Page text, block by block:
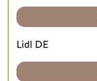
Lidl DE